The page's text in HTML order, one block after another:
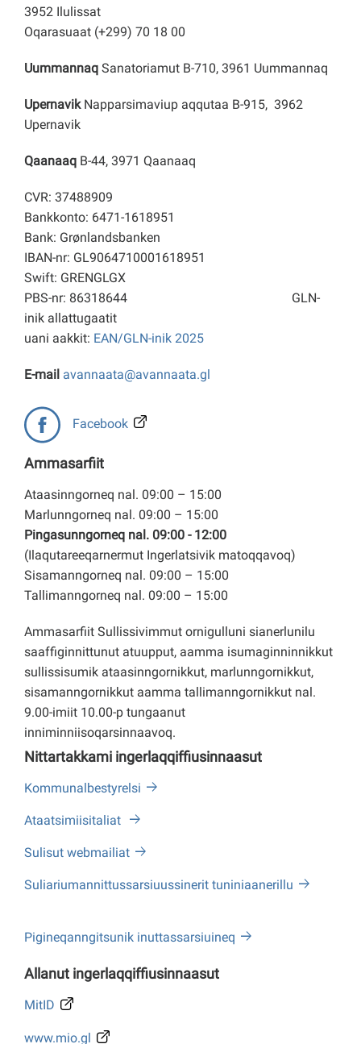
3952 Ilulissat
Oqarasuaat (+299) 70 18 00
Uummannaq Sanatoriamut B-710, 3961 Uummannaq
Upernavik Napparsimaviup aqqutaa B-915, 3962
Upernavik
Qaanaaq B-44, 3971 Qaanaaq
CVR: 37488909
Bankkonto: 6471-1618951
Bank: Grønlandsbanken
IBAN-nr: GL9064710001618951
Swift: GRENGLGX
PBS-nr: 86318644 GLN-
inik allattugaatit
uani aakkit: EAN/GLN-inik 2025
E-mail avannaata@avannaata.gl
Facebook
Ammasarfiit
Ataasinngorneq nal. 09:00 – 15:00
Marlunngorneq nal. 09:00 – 15:00
Pingasunngorneq nal. 09:00 - 12:00
(Ilaqutareeqarnermut Ingerlatsivik matoqqavoq)
Sisamanngorneq nal. 09:00 – 15:00
Tallimanngorneq nal. 09:00 – 15:00
Ammasarfiit Sullissivimmut ornigulluni sianerlunilu
saaffiginnittunut atuupput, aamma isumaginninnikkut
sullissisumik ataasinngornikkut, marlunngornikkut,
sisamanngornikkut aamma tallimanngornikkut nal.
9.00-imiit 10.00-p tungaanut
inniminniisoqarsinnaavoq.
Nittartakkami ingerlaqqiffiusinnaasut
Kommunalbestyrelsi
Ataatsimiisitaliat
Sulisut webmailiat
Suliariumannittussarsiuussinerit tuniniaanerillu
Pigineqanngitsunik inuttassarsiuineq
Allanut ingerlaqqiffiusinnaasut
MitID
www.mio.gl